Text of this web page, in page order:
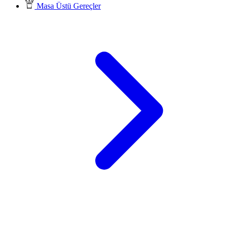
Masa Üstü Gereçler